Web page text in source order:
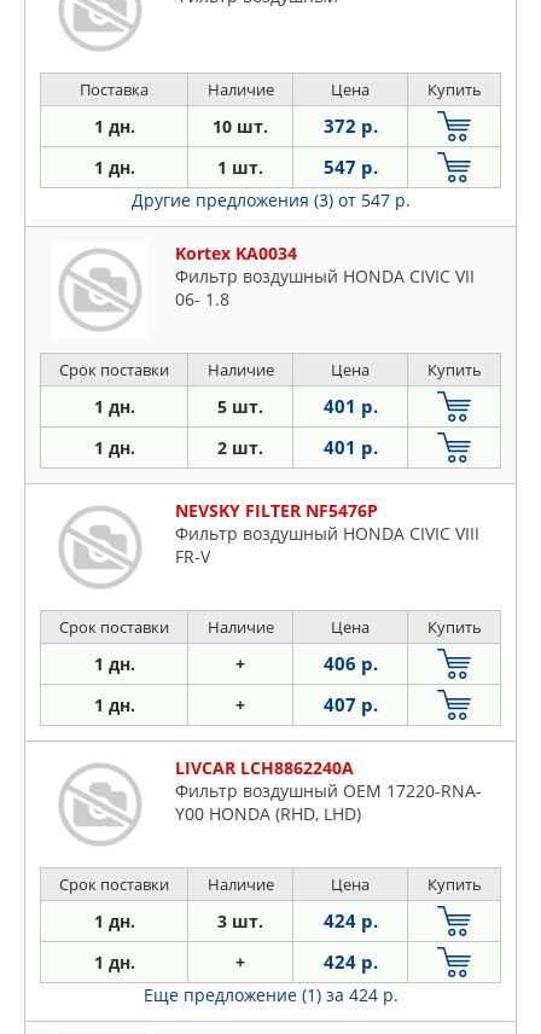
Поставка Наличие Цена Купить
1 дн. 10 шт. 372 р.
1 дн. 1 шт. 547 р.
Другие предложения (3) от 547 р.
Kortex KA0034
Фильтр воздушный HONDA CIVIC VII
06- 1.8
Срок поставки Наличие Цена Купить
1 дн. 5 шт. 401 р.
1 дн. 2 шт. 401 р.
NEVSKY FILTER NF5476P
Фильтр воздушный HONDA CIVIC VIII
FR-V
Срок поставки Наличие Цена Купить
1 дн. + 406 р.
1 дн. + 407 р.
LIVCAR LCH8862240A
Фильтр воздушный ОЕМ 17220-RNA-
Y00 HONDA (RHD, LHD)
Срок поставки Наличие Цена Купить
1 дн. 3 шт. 424 р.
1 дн. + 424 р.
Еще предложение (1) за 424 р.